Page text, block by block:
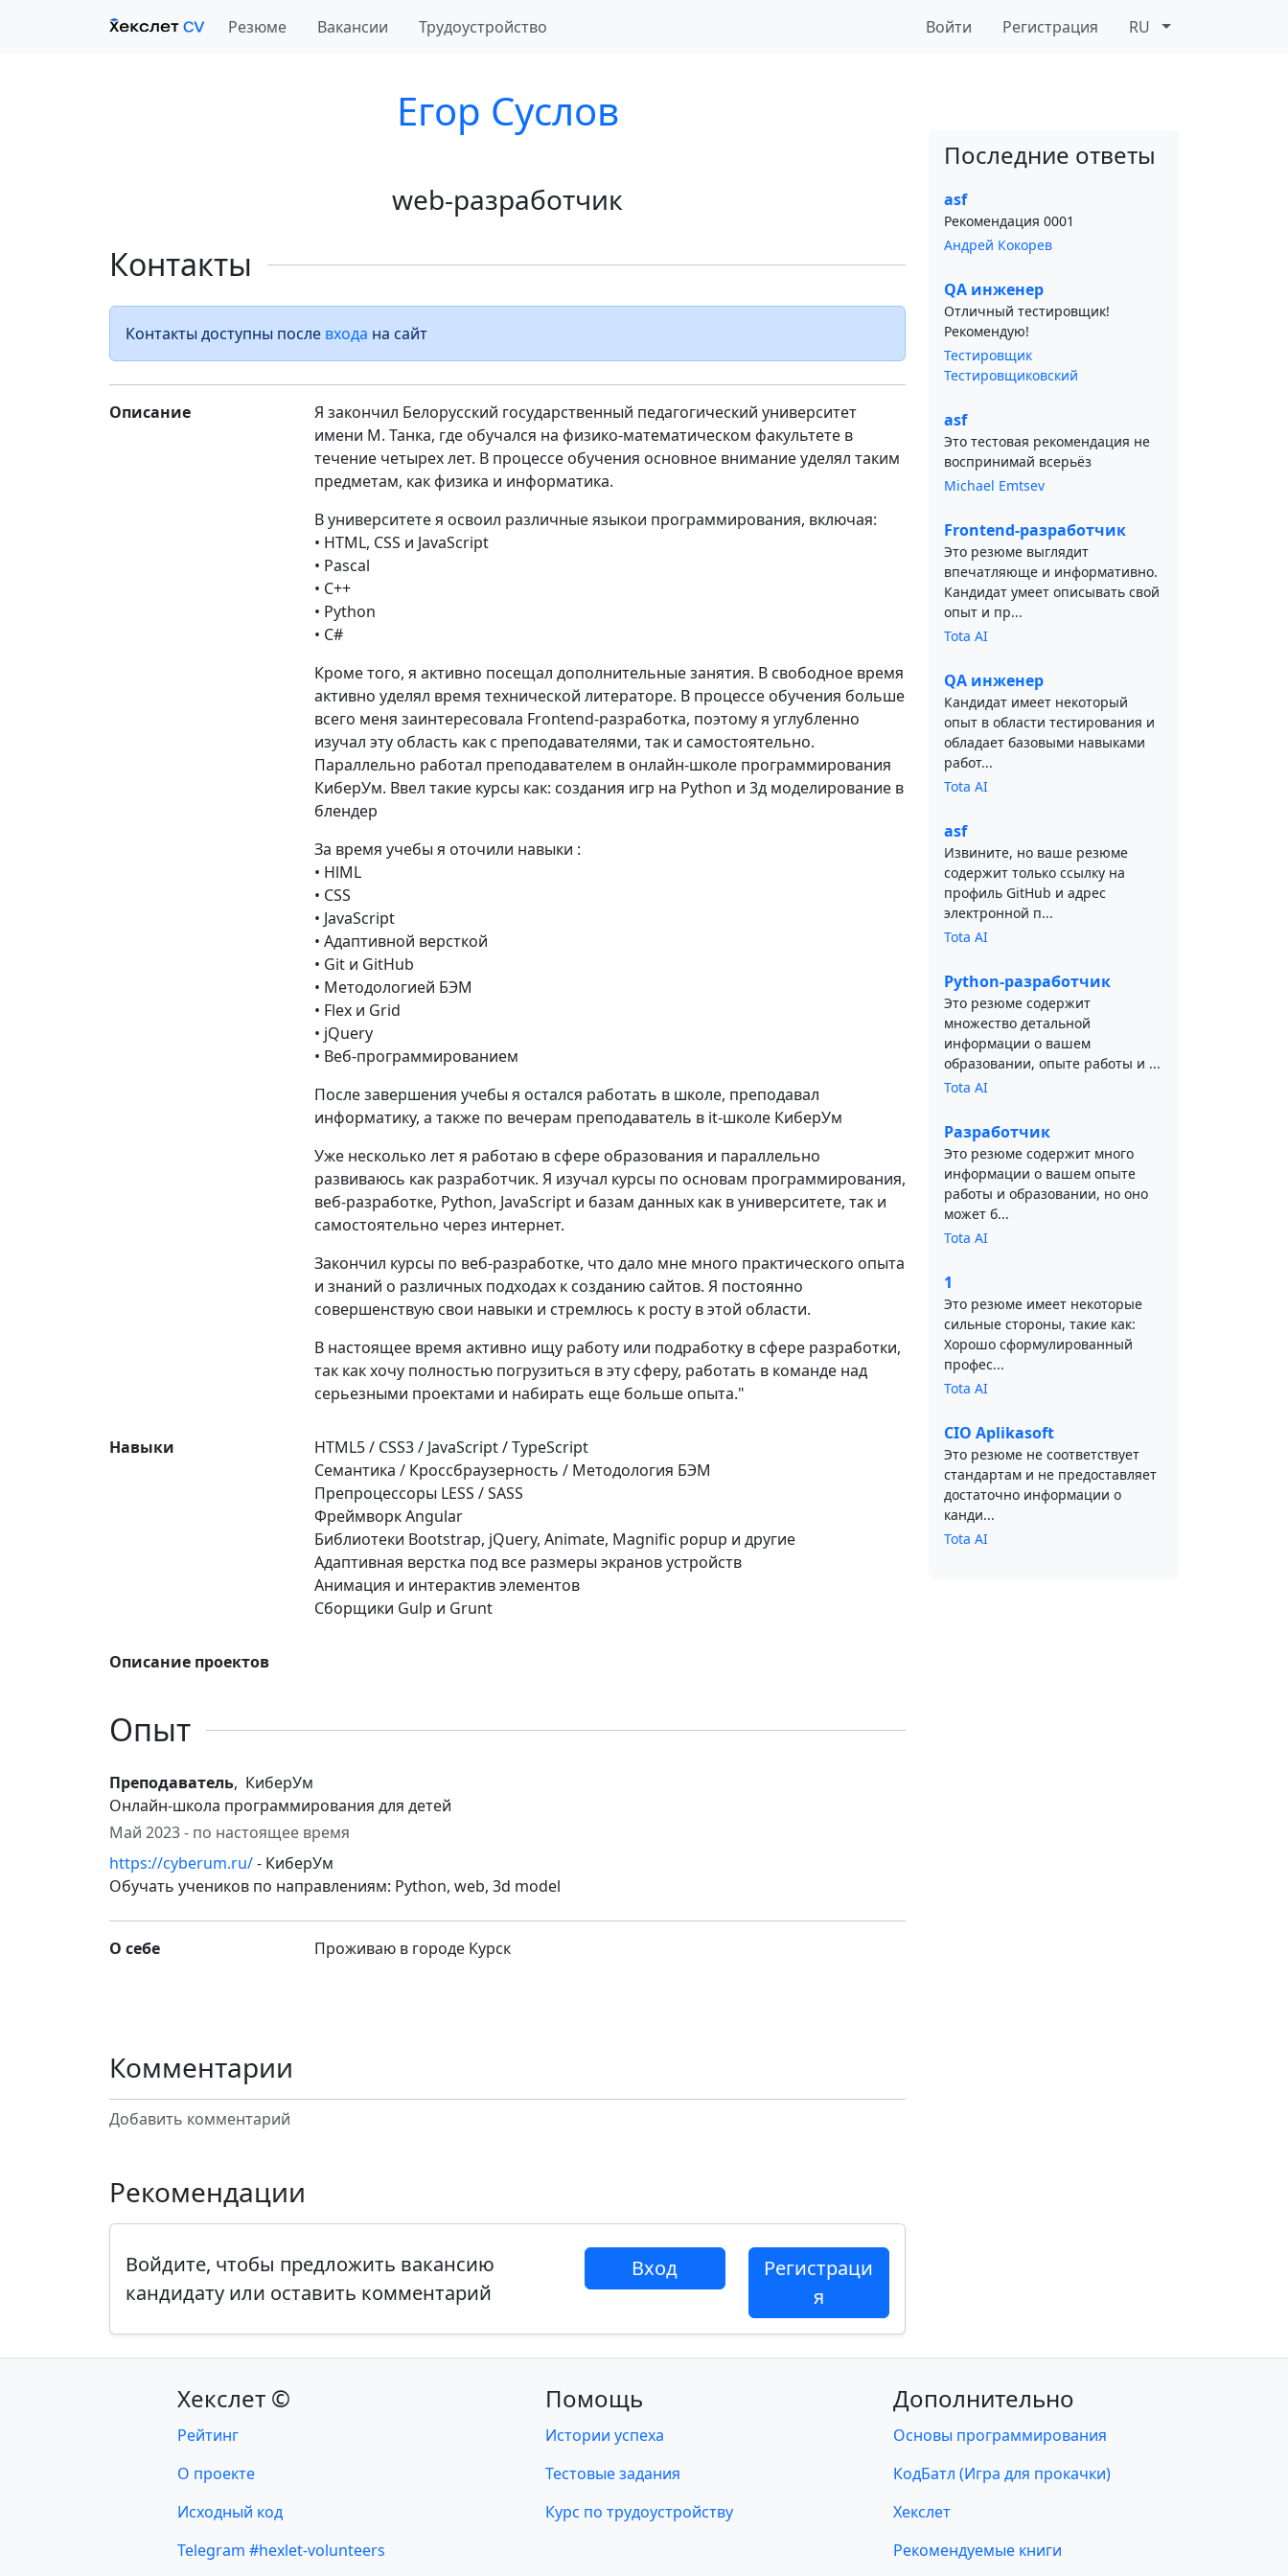
Резюме Вакансии Трудоустройство Войти Регистрация RU
Егор Cуслов
web-разработчик
Контакты
Контакты доступны после входа на сайт
Описание
Я закончил Белорусский государственный педагогический университет
имени М. Танка, где обучался на физико-математическом факультете в
течение четырех лет. В процессе обучения основное внимание уделял таким
предметам, как физика и информатика.
В университете я освоил различные языкои программирования, включая:
• HTML, CSS и JavaScript
• Pascal
• C++
• Python
• C#
Кроме того, я активно посещал дополнительные занятия. В свободное время
активно уделял время технической литераторе. В процессе обучения больше
всего меня заинтересовала Frontend-разработка, поэтому я углубленно
изучал эту область как с преподавателями, так и самостоятельно.
Параллельно работал преподавателем в онлайн-школе программирования
КиберУм. Ввел такие курсы как: создания игр на Python и 3д моделирование в
блендер
За время учебы я оточили навыки :
• HlML
• CSS
• JavaScript
• Адаптивной версткой
• Git и GitHub
• Методологией БЭМ
• Flex и Grid
• jQuery
• Веб-программированием
После завершения учебы я остался работать в школе, преподавал
информатику, а также по вечерам преподаватель в it-школе КиберУм
Уже несколько лет я работаю в сфере образования и параллельно
развиваюсь как разработчик. Я изучал курсы по основам программирования,
веб-разработке, Python, JavaScript и базам данных как в университете, так и
самостоятельно через интернет.
Закончил курсы по веб-разработке, что дало мне много практического опыта
и знаний о различных подходах к созданию сайтов. Я постоянно
совершенствую свои навыки и стремлюсь к росту в этой области.
В настоящее время активно ищу работу или подработку в сфере разработки,
так как хочу полностью погрузиться в эту сферу, работать в команде над
серьезными проектами и набирать еще больше опыта."
Навыки
HTML5 / CSS3 / JavaScript / TypeScript
Семантика / Кроссбраузерность / Методология БЭМ
Препроцессоры LESS / SASS
Фреймворк Angular
Библиотеки Bootstrap, jQuery, Animate, Magnific popup и другие
Адаптивная верстка под все размеры экранов устройств
Анимация и интерактив элементов
Сборщики Gulp и Grunt
Описание проектов
Опыт
Преподаватель, КиберУм
Онлайн-школа программирования для детей
Май 2023 - по настоящее время
https://cyberum.ru/- КиберУм
Обучать учеников по направлениям: Python, web, 3d model
О себе Проживаю в городе Курск
Комментарии
Добавить комментарий
Рекомендации
Войдите, чтобы предложить вакансию
кандидату или оставить комментарий
Вход
Регистраци
я
Последние ответы
asf
Рекомендация 0001
Андрей Кокорев
QA инженер
Отличный тестировщик!
Рекомендую!
Тестировщик
Тестировщиковский
asf
Это тестовая рекомендация не
воспринимай всерьёз
Michael Emtsev
Frontend-разработчик
Это резюме выглядит
впечатляюще и информативно.
Кандидат умеет описывать свой
опыт и пр...
Tota AI
QA инженер
Кандидат имеет некоторый
опыт в области тестирования и
обладает базовыми навыками
работ...
Tota AI
asf
Извините, но ваше резюме
содержит только ссылку на
профиль GitHub и адрес
электронной п...
Tota AI
Python-разработчик
Это резюме содержит
множество детальной
информации о вашем
образовании, опыте работы и ...
Tota AI
Разработчик
Это резюме содержит много
информации о вашем опыте
работы и образовании, но оно
может б...
Tota AI
1
Это резюме имеет некоторые
сильные стороны, такие как:
Хорошо сформулированный
профес...
Tota AI
CIO Aplikasoft
Это резюме не соответствует
стандартам и не предоставляет
достаточно информации о
канди...
Tota AI
Хекслет ©
Рейтинг
О проекте
Исходный код
Telegram #hexlet-volunteers
Помощь
Истории успеха
Тестовые задания
Курс по трудоустройству
Дополнительно
Основы программирования
КодБатл (Игра для прокачки)
Хекслет
Рекомендуемые книги